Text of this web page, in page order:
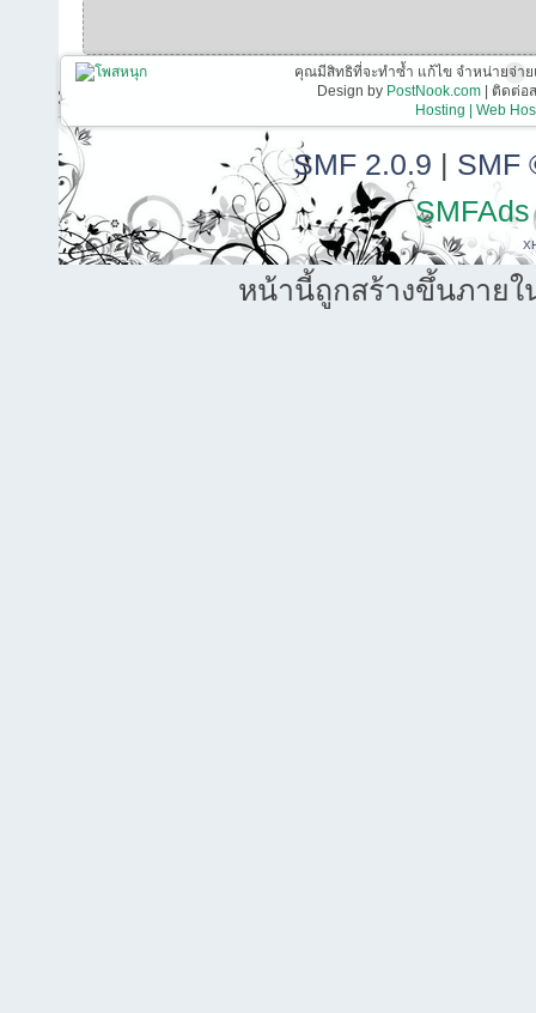
คุณมีสิทธิที่จะทำซ้ำ แก้ไข จำหน่ายจ่า
Design by PostNook.com| ติดต่อส
Hosting | Web
SMF 2.0.9 | SMF
SMFAds
หน้านี้ถูกสร้างขึ้นภายใ